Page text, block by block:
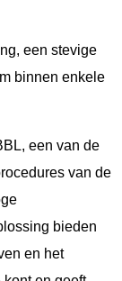
een stevige
binnen enkele
een van de
van de
bieden
en het